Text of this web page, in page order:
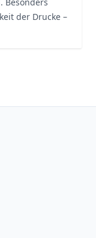
der Drucke –